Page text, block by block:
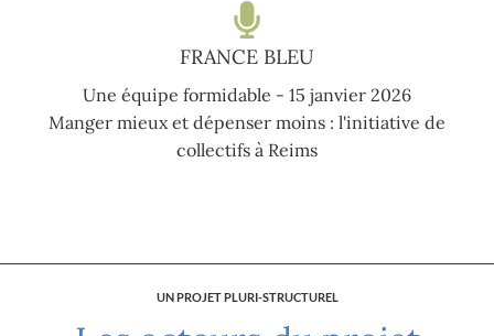
FRANCE BLEU
Une équipe formidable - 15 janvier 2026
Manger mieux et dépenser moins : l'initiative de
collectifs à Reims
UN PROJET PLURI-STRUCTUREL